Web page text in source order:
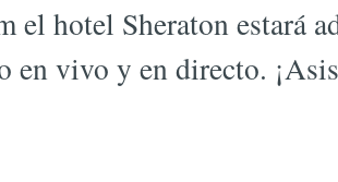
el hotel Sheraton estará
en vivo y en directo.